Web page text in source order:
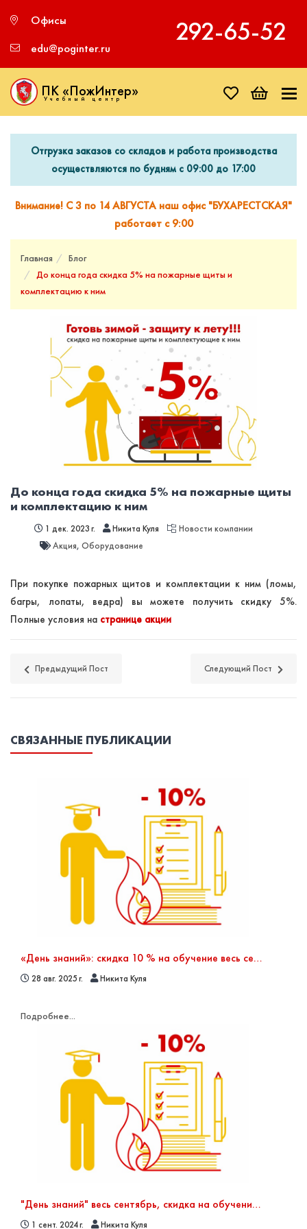
Офисы
edu@poginter.ru
292‑65‑52
ПК «ПожИнтер»
Учебный центр
Отгрузка заказов со складов и работа производства
осуществляются по будням с 09:00 до 17:00
Внимание! С 3 по 14 АВГУСТА наш офис "БУХАРЕСТСКАЯ"
работает с 9:00
Главная
Блог
До конца года скидка 5% на пожарные щиты и
комплектацию к ним
До конца года скидка 5% на пожарные щиты
и комплектацию к ним
1 дек. 2023 г. Никита Куля
Новости компании
Акция, Оборудование
При покупке пожарных щитов и комплектации к ним (ломы,
багры, лопаты, ведра) вы можете получить скидку 5%.
Полные условия на странице акции
Предыдущий Пост Следующий Пост
СВЯЗАННЫЕ ПУБЛИКАЦИИ
«День знаний»: скидка 10 % на обучение весь сентябрь!
28 авг. 2025 г. Никита Куля
Подробнее...
"День знаний" весь сентябрь, скидка на обучение 10% в сентябре
1 сент. 2024 г. Никита Куля